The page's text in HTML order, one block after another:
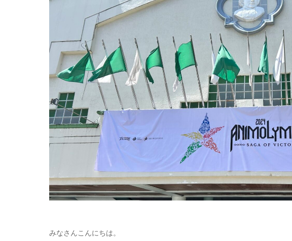
みなさんこんにちは。